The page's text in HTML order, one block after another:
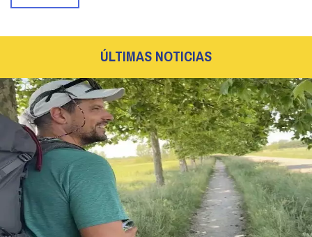
ÚLTIMAS NOTICIAS